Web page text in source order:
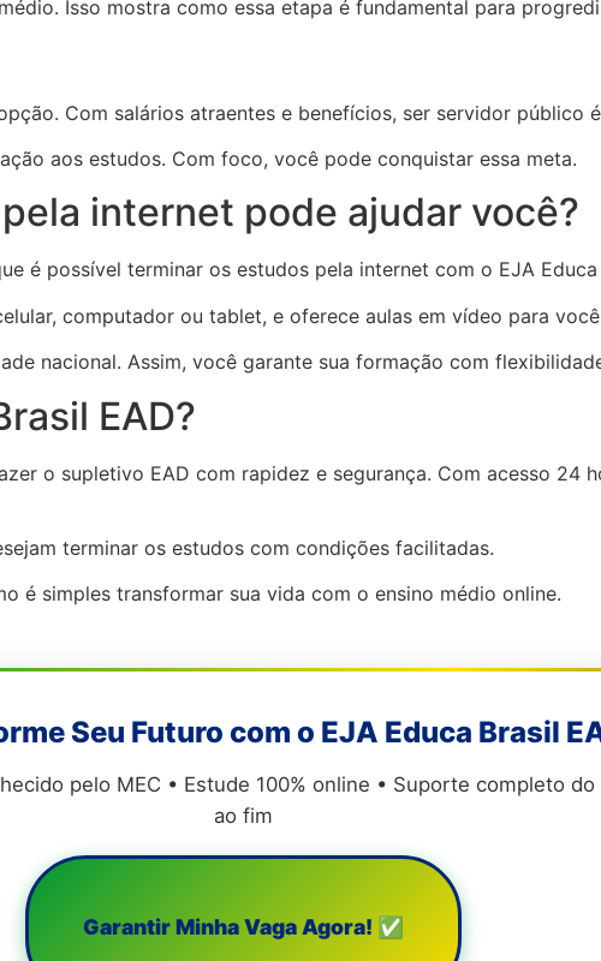
Isso mostra como essa etapa é fundamental para
Com salários atraentes e benefícios, ser servidor público
aos estudos. Com foco, você pode conquistar essa meta.
internet pode ajudar você?
é possível terminar os estudos pela internet com o EJA Educa
computador ou tablet, e oferece aulas em vídeo para
nacional. Assim, você garante sua formação com
EAD?
o supletivo EAD com rapidez e segurança. Com acesso 24
terminar os estudos com condições facilitadas.
é simples transformar sua vida com o ensino médio online.
Seu Futuro com o EJA Educa Brasil
pelo MEC • Estude 100% online • Suporte completo do
ao fim
Garantir Minha Vaga Agora! ✅